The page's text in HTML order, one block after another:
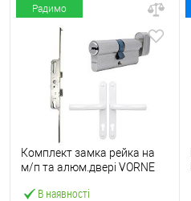
Радимо
В наявності
Комплект замка рейка на
м/п та алюм.двері VORNE
ABARO і ручками білий